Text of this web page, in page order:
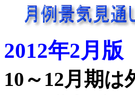
2012年2月版
10～12月期